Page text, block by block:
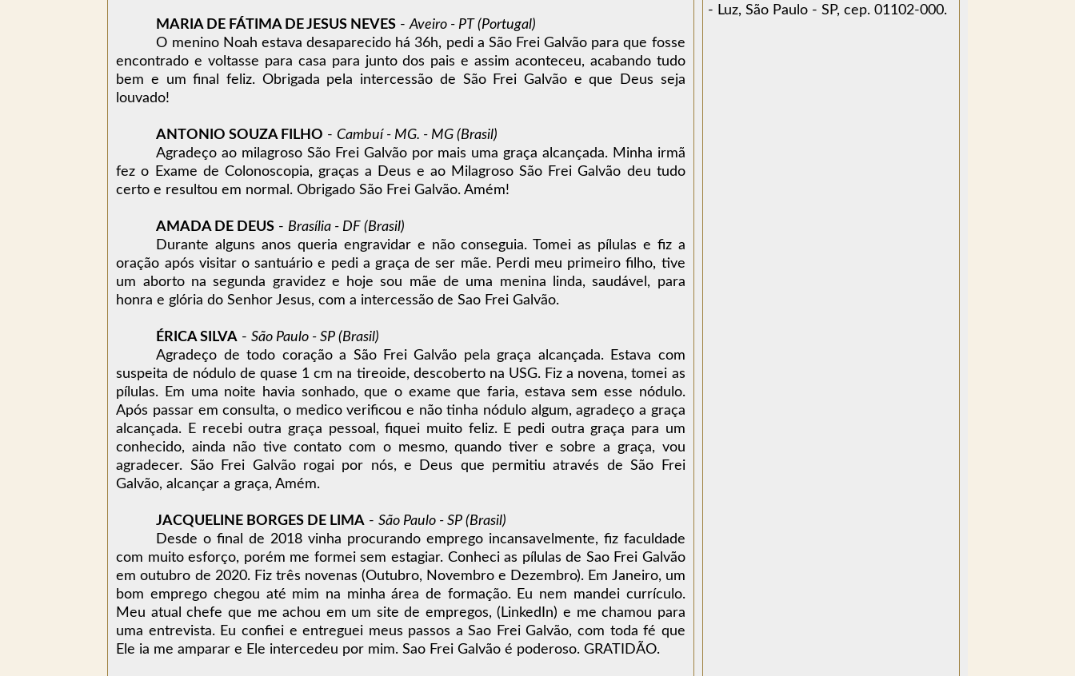
MARIA DE FÁTIMA DE JESUS NEVES -Aveiro - PT (Portugal)
O menino Noah estava desaparecido há 36h, pedi a São Frei Galvão para que fosse
encontrado e voltasse para casa para junto dos pais e assim aconteceu, acabando tudo
bem e um final feliz. Obrigada pela intercessão de São Frei Galvão e que Deus seja
louvado!
ANTONIO SOUZA FILHO -Cambuí - MG. - MG (Brasil)
Agradeço ao milagroso São Frei Galvão por mais uma graça alcançada. Minha irmã
fez o Exame de Colonoscopia, graças a Deus e ao Milagroso São Frei Galvão deu tudo
certo e resultou em normal. Obrigado São Frei Galvão. Amém!
AMADA DE DEUS - Brasília - DF (Brasil)
Durante alguns anos queria engravidar e não conseguia. Tomei as pílulas e fiz a
oração após visitar o santuário e pedi a graça de ser mãe. Perdi meu primeiro filho, tive
um aborto na segunda gravidez e hoje sou mãe de uma menina linda, saudável, para
honra e glória do Senhor Jesus, com a intercessão de Sao Frei Galvão.
ÉRICA SILVA -São Paulo - SP (Brasil)
Agradeço de todo coração a São Frei Galvão pela graça alcançada. Estava com
suspeita de nódulo de quase 1 cm na tireoide, descoberto na USG. Fiz a novena, tomei as
pílulas. Em uma noite havia sonhado, que o exame que faria, estava sem esse nódulo.
Após passar em consulta, o medico verificou e não tinha nódulo algum, agradeço a graça
alcançada. E recebi outra graça pessoal, fiquei muito feliz. E pedi outra graça para um
conhecido, ainda não tive contato com o mesmo, quando tiver e sobre a graça, vou
agradecer. São Frei Galvão rogai por nós, e Deus que permitiu através de São Frei
Galvão, alcançar a graça, Amém.
JACQUELINE BORGES DE LIMA -São Paulo - SP (Brasil)
Desde o final de 2018 vinha procurando emprego incansavelmente, fiz faculdade
com muito esforço, porém me formei sem estagiar. Conheci as pílulas de Sao Frei Galvão
em outubro de 2020. Fiz três novenas (Outubro, Novembro e Dezembro). Em Janeiro, um
bom emprego chegou até mim na minha área de formação. Eu nem mandei currículo.
Meu atual chefe que me achou em um site de empregos, (LinkedIn) e me chamou para
uma entrevista. Eu confiei e entreguei meus passos a Sao Frei Galvão, com toda fé que
Ele ia me amparar e Ele intercedeu por mim. Sao Frei Galvão é poderoso. GRATIDÃO.
- Luz, São Paulo - SP, cep. 01102-000.